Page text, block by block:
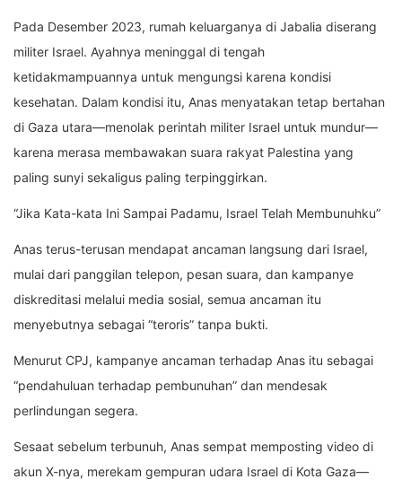
Pada Desember 2023, rumah keluarganya di Jabalia diserang
militer Israel. Ayahnya meninggal di tengah
ketidakmampuannya untuk mengungsi karena kondisi
kesehatan. Dalam kondisi itu, Anas menyatakan tetap bertahan
di Gaza utara—menolak perintah militer Israel untuk mundur—
karena merasa membawakan suara rakyat Palestina yang
paling sunyi sekaligus paling terpinggirkan.
“Jika Kata-kata Ini Sampai Padamu, Israel Telah Membunuhku”
Anas terus-terusan mendapat ancaman langsung dari Israel,
mulai dari panggilan telepon, pesan suara, dan kampanye
diskreditasi melalui media sosial, semua ancaman itu
menyebutnya sebagai “teroris” tanpa bukti.
Menurut CPJ, kampanye ancaman terhadap Anas itu sebagai
“pendahuluan terhadap pembunuhan” dan mendesak
perlindungan segera.
Sesaat sebelum terbunuh, Anas sempat memposting video di
akun X-nya, merekam gempuran udara Israel di Kota Gaza—